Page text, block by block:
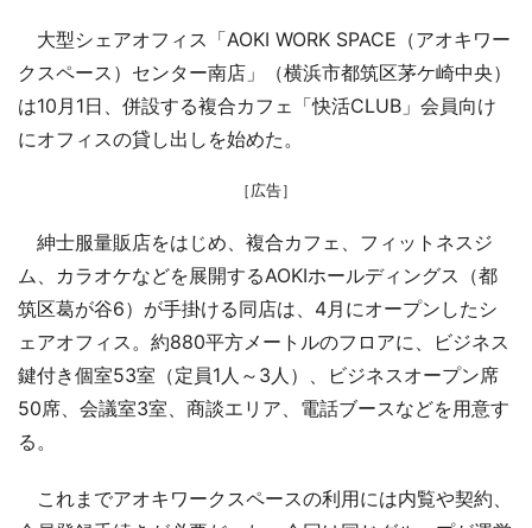
大型シェアオフィス「AOKI WORK SPACE（アオキワー
クスペース）センター南店」（横浜市都筑区茅ケ崎中央）
は10月1日、併設する複合カフェ「快活CLUB」会員向け
にオフィスの貸し出しを始めた。
［広告］
紳士服量販店をはじめ、複合カフェ、フィットネスジ
ム、カラオケなどを展開するAOKIホールディングス（都
筑区葛が谷6）が手掛ける同店は、4月にオープンしたシ
ェアオフィス。約880平方メートルのフロアに、ビジネス
鍵付き個室53室（定員1人～3人）、ビジネスオープン席
50席、会議室3室、商談エリア、電話ブースなどを用意す
る。
これまでアオキワークスペースの利用には内覧や契約、